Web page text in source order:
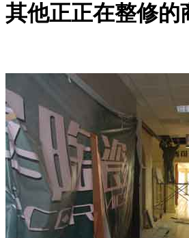
其他正正在整修的